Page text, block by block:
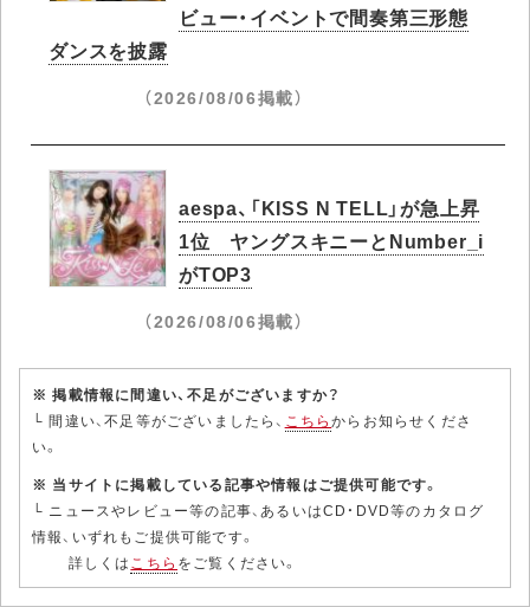
ビュー・イベントで間奏第三形態
ダンスを披露
（2026/08/06掲載）
aespa、「KISS N TELL」が急上昇
1位 ヤングスキニーとNumber_i
がTOP3
（2026/08/06掲載）
※ 掲載情報に間違い、不足がございますか？
└ 間違い、不足等がございましたら、 こちらからお知らせくださ
い。
※ 当サイトに掲載している記事や情報はご提供可能です。
└ ニュースやレビュー等の記事、あるいはCD・DVD等のカタログ
情報、いずれもご提供可能です。
詳しくはこちら をご覧ください。